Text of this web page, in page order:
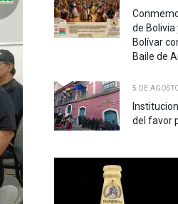
de Bolivia
Bolívar
Baile de
5 DE
del favor